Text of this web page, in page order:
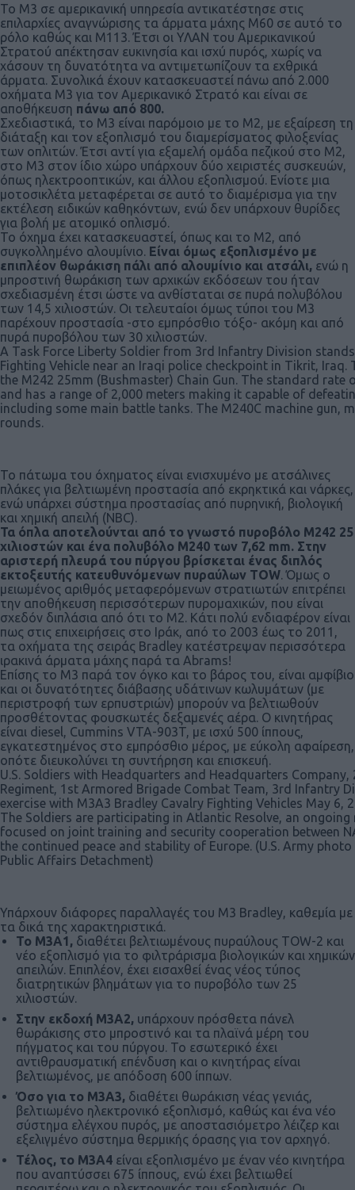
Το M3 σε αμερικανική υπηρεσία αντικατέστησε στις
επιλαρχίες αναγνώρισης τα άρματα μάχης Μ60 σε αυτό το
ρόλο καθώς και M113. Έτσι οι ΥΛΑΝ του Αμερικανικού
Στρατού απέκτησαν ευκινησία και ισχύ πυρός, χωρίς να
χάσουν τη δυνατότητα να αντιμετωπίζουν τα εχθρικά
άρματα. Συνολικά έχουν κατασκευαστεί πάνω από 2.000
οχήματα M3 για τον Αμερικανικό Στρατό και είναι σε
αποθήκευση πάνω από 800.
Σχεδιαστικά, το M3 είναι παρόμοιο με το M2, με εξαίρεση τη
διάταξη και τον εξοπλισμό του διαμερίσματος φιλοξενίας
των οπλιτών. Έτσι αντί για εξαμελή ομάδα πεζικού στο Μ2,
στο Μ3 στον ίδιο χώρο υπάρχουν δύο χειριστές συσκευών,
όπως ηλεκτροοπτικών, και άλλου εξοπλισμού. Ενίοτε μια
μοτοσικλέτα μεταφέρεται σε αυτό το διαμέρισμα για την
εκτέλεση ειδικών καθηκόντων, ενώ δεν υπάρχουν θυρίδες
για βολή με ατομικό οπλισμό.
Το όχημα έχει κατασκευαστεί, όπως και το Μ2, από
συγκολλημένο αλουμίνιο. Είναι όμως εξοπλισμένο με
επιπλέον θωράκιση πάλι από αλουμίνιο και ατσάλι, ενώ η
μπροστινή θωράκιση των αρχικών εκδόσεων του ήταν
σχεδιασμένη έτσι ώστε να ανθίσταται σε πυρά πολυβόλου
των 14,5 χιλιοστών. Οι τελευταίοι όμως τύποι του M3
παρέχουν προστασία -στο εμπρόσθιο τόξο- ακόμη και από
πυρά πυροβόλου των 30 χιλιοστών.
A Task Force Liberty Soldier from 3rd Infantry Division
Fighting Vehicle near an Iraqi police checkpoint in Tikrit, Iraq.
the M242 25mm (Bushmaster) Chain Gun. The standard rate
and has a range of 2,000 meters making it capable of
including some main battle tanks. The M240C machine gun,
rounds.
Το πάτωμα του όχηματος είναι ενισχυμένο με ατσάλινες
πλάκες για βελτιωμένη προστασία από εκρηκτικά και νάρκες,
ενώ υπάρχει σύστημα προστασίας από πυρηνική, βιολογική
και χημική απειλή (NBC).
Τα όπλα αποτελούνται από το γνωστό πυροβόλο Μ242 25
χιλιοστών και ένα πολυβόλο Μ240 των 7,62 mm. Στην
αριστερή πλευρά του πύργου βρίσκεται ένας διπλός
εκτοξευτής κατευθυνόμενων πυραύλων TOW. Όμως ο
μειωμένος αριθμός μεταφερόμενων στρατιωτών επιτρέπει
την αποθήκευση περισσότερων πυρομαχικών, που είναι
σχεδόν διπλάσια από ότι το M2. Κάτι πολύ ενδιαφέρον είναι
πως στις επιχειρήσεις στο Ιράκ, από το 2003 έως το 2011,
τα οχήματα της σειράς Bradley κατέστρεψαν περισσότερα
ιρακινά άρματα μάχης παρά τα Abrams!
Επίσης το Μ3 παρά τον όγκο και το βάρος του, είναι αμφίβιο
και οι δυνατότητες διάβασης υδάτινων κωλυμάτων (με
περιστροφή των ερπυστριών) μπορούν να βελτιωθούν
προσθέτοντας φουσκωτές δεξαμενές αέρα. Ο κινητήρας
είναι diesel, Cummins VTA-903T, με ισχύ 500 ίππους,
εγκατεστημένος στο εμπρόσθιο μέρος, με εύκολη αφαίρεση,
οπότε διευκολύνει τη συντήρηση και επισκευή.
U.S. Soldiers with Headquarters and Headquarters
Regiment, 1st Armored Brigade Combat Team, 3rd Infantry
exercise with M3A3 Bradley Cavalry Fighting Vehicles May 6,
The Soldiers are participating in Atlantic Resolve, an
focused on joint training and security cooperation between
the continued peace and stability of Europe. (U.S. Army
Public Affairs Detachment)
Υπάρχουν διάφορες παραλλαγές του M3 Bradley, καθεμία με
τα δικά της χαρακτηριστικά.
Το M3A1, διαθέτει βελτιωμένους πυραύλους TOW-2 και
νέο εξοπλισμό για το φιλτράρισμα βιολογικών και χημικών
απειλών. Επιπλέον, έχει εισαχθεί ένας νέος τύπος
διατρητικών βλημάτων για το πυροβόλο των 25
χιλιοστών.
Στην εκδοχή M3A2, υπάρχουν πρόσθετα πάνελ
θωράκισης στο μπροστινό και τα πλαϊνά μέρη του
πήγματος και του πύργου. Το εσωτερικό έχει
αντιθραυσματική επένδυση και ο κινητήρας είναι
βελτιωμένος, με απόδοση 600 ίππων.
Όσο για το M3A3, διαθέτει θωράκιση νέας γενιάς,
βελτιωμένο ηλεκτρονικό εξοπλισμό, καθώς και ένα νέο
σύστημα ελέγχου πυρός, με αποστασιόμετρο λέιζερ και
εξελιγμένο σύστημα θερμικής όρασης για τον αρχηγό.
Τέλος, το M3A4 είναι εξοπλισμένο με έναν νέο κινητήρα
που αναπτύσσει 675 ίππους, ενώ έχει βελτιωθεί